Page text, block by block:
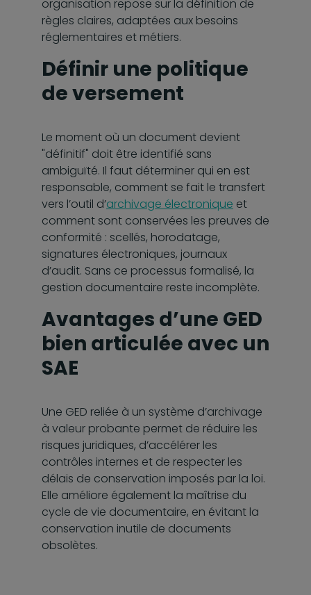
organisation repose sur la définition de
règles claires, adaptées aux besoins
réglementaires et métiers.
Définir une politique
de versement
Le moment où un document devient
"définitif" doit être identifié sans
ambiguïté. Il faut déterminer qui en est
responsable, comment se fait le transfert
vers l’outil d’archivage électronique et
comment sont conservées les preuves de
conformité : scellés, horodatage,
signatures électroniques, journaux
d’audit. Sans ce processus formalisé, la
gestion documentaire reste incomplète.
Avantages d’une GED
bien articulée avec un
SAE
Une GED reliée à un système d’archivage
à valeur probante permet de réduire les
risques juridiques, d’accélérer les
contrôles internes et de respecter les
délais de conservation imposés par la loi.
Elle améliore également la maîtrise du
cycle de vie documentaire, en évitant la
conservation inutile de documents
obsolètes.